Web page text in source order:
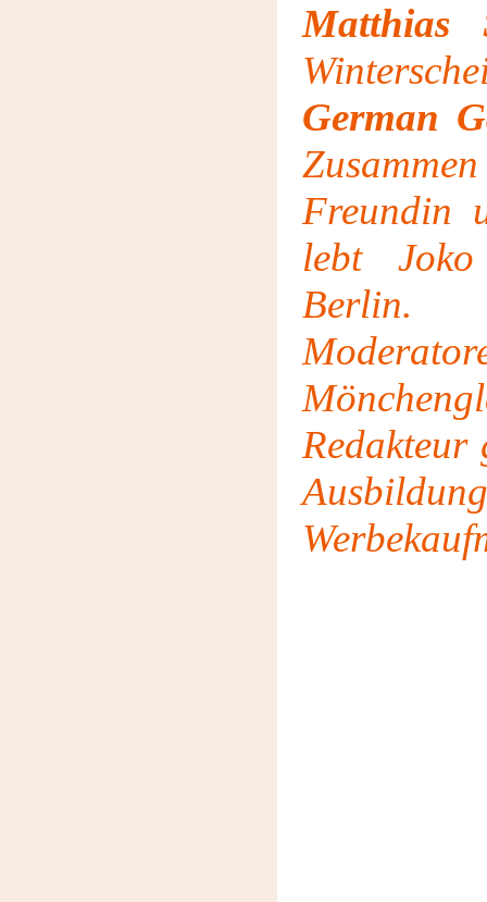
Matthias
German
Freundin
lebt
Redakteur